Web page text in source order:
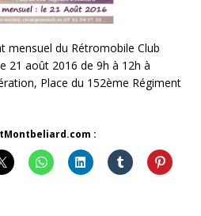
mensuel du Rétromobile Club
21 août 2016 de 9h à 12h à
Place du 152ème Régiment
: